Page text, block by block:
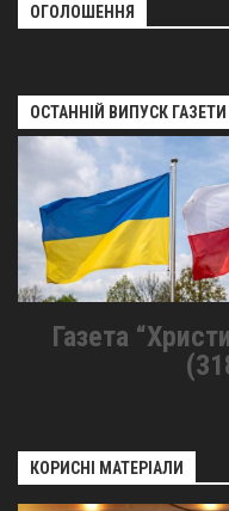
ОГОЛОШЕННЯ
ОСТАННІЙ ВИПУСК ГАЗЕТИ
Газета
КОРИСНІ МАТЕРІАЛИ